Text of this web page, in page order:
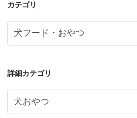
カテゴリ
詳細カテゴリ